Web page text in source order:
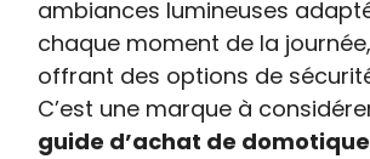
ambiances lumineuses
chaque moment de la
offrant des options de
C’est une marque à
guide d’achat de